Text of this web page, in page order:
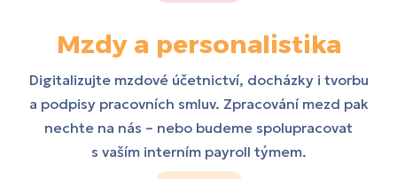
Mzdy a personalistika
Digitalizujte mzdové účetnictví, docházky i tvorbu
a podpisy pracovních smluv. Zpracování mezd pak
nechte na nás – nebo budeme spolupracovat
s vaším interním payroll týmem.